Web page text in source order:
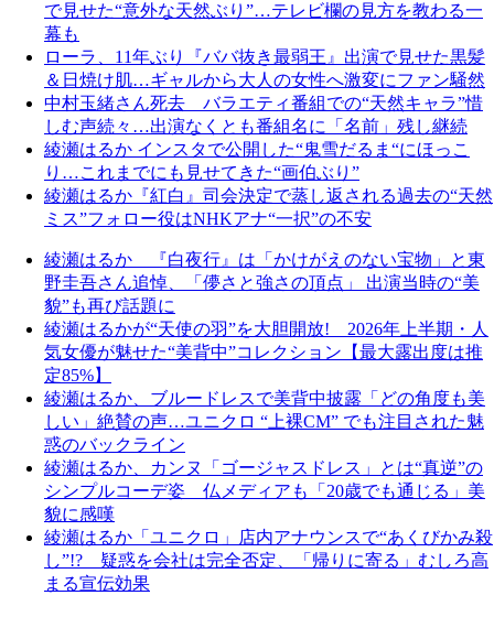
で見せた“意外な天然ぶり”…テレビ欄の見方を教わる一
幕も
ローラ、11年ぶり『ババ抜き最弱王』出演で見せた黒髪
＆日焼け肌…ギャルから大人の女性へ激変にファン騒然
中村玉緒さん死去 バラエティ番組での“天然キャラ”惜
しむ声続々…出演なくとも番組名に「名前」残し継続
綾瀬はるか インスタで公開した“鬼雪だるま“にほっこ
り…これまでにも見せてきた“画伯ぶり”
綾瀬はるか『紅白』司会決定で蒸し返される過去の“天然
ミス”フォロー役はNHKアナ“一択”の不安
綾瀬はるか 『白夜行』は「かけがえのない宝物」と東
野圭吾さん追悼、「儚さと強さの頂点」 出演当時の“美
貌”も再び話題に
綾瀬はるかが“天使の羽”を大胆開放! 2026年上半期・人
気女優が魅せた“美背中”コレクション【最大露出度は推
定85%】
綾瀬はるか、ブルードレスで美背中披露「どの角度も美
しい」絶賛の声…ユニクロ “上裸CM” でも注目された魅
惑のバックライン
綾瀬はるか、カンヌ「ゴージャスドレス」とは“真逆”の
シンプルコーデ姿 仏メディアも「20歳でも通じる」美
貌に感嘆
綾瀬はるか「ユニクロ」店内アナウンスで“あくびかみ殺
し”!? 疑惑を会社は完全否定、「帰りに寄る」むしろ高
まる宣伝効果